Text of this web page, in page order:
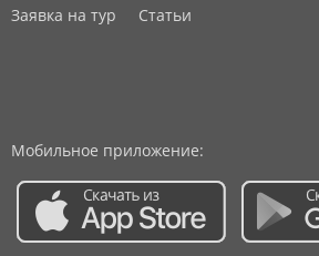
Заявка на тур
Статьи
Мобильное приложение: